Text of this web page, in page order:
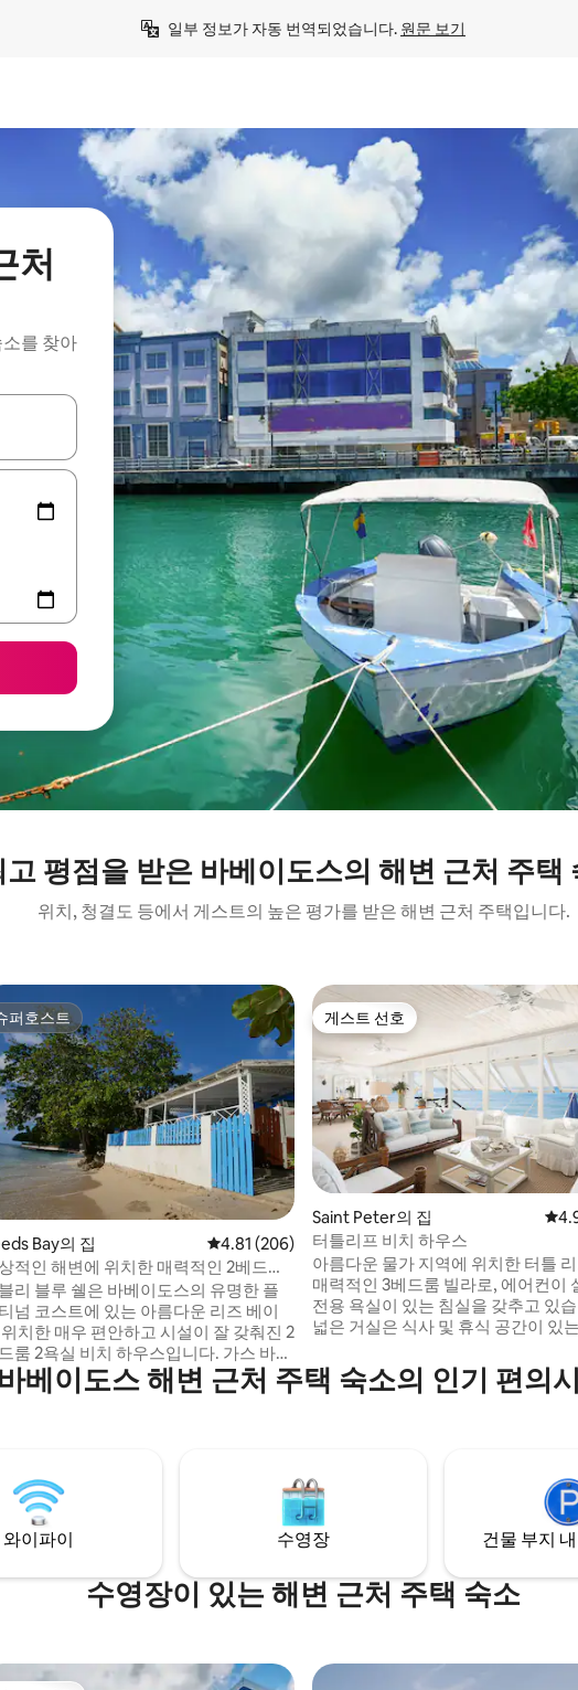
일부 정보가 자동 번역되었습니다. 원문 보기
처
를 찾아
터치 또는 스와이프 동작으로 탐색하세요.
고 평점을 받은 바베이도스의 해변 근처 주택
위치, 청결도 등에서 게스트의 높은 평가를 받은 해변 근처 주택입니다.
만점), 후기 5개
퍼호스트
퍼호스트
Bay의 집 평점 4.81점(5점 만점), 후기 206개
4.81 (206)
적인 해변에 위치한 매력적인 2베드룸
스
리 블루 쉘은 바베이도스의 유명한 플
넘 코스트에 있는 아름다운 리즈 베이
치한 매우 편안하고 시설이 잘 갖춰진 2
룸 2욕실 비치 하우스입니다. 가스 바비
, 전용 해변, 모든 객실에 에어컨, 와이파
, 케이블 TV, 시설이 잘 갖춰진 주방, 거리
스피츠타운은 자동차/버스로 5분 거리에
습니다. 더 많은 서비스를 제공하는 홀타
은 8분 거리에 있습니다.
게스트 선호
게스트 선호
Saint Peter의 집 평
터틀리프 비치 하우스
아름다운 물가 지역에 위치한 터틀
매력적인 3베드룸 빌라로, 에어컨이
전용 욕실이 있는 침실을 갖추고 있
넓은 거실은 식사 및 휴식 공간이 있
을 감상할 수 있습니다. 데크와 일광욕
지. 인기 있는 멀린스 해변에서 가깝고
린 자녀를 동반하기에는 적합하지 않
다.
바베이도스 해변 근처 주택 숙소의 인기 편의
와이파이 수영장 건물 부지
수영장이 있는 해변 근처 주택 숙소